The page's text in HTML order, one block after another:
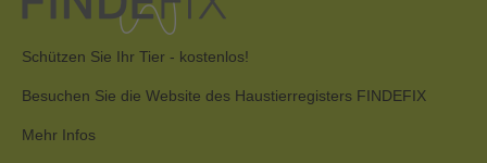
Schützen Sie Ihr Tier - kostenlos!
Besuchen Sie die Website des Haustierregisters FINDEFIX
Mehr Infos